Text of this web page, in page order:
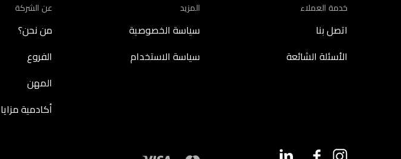
خدمة العملاء
اتصل بنا
الأسئلة الشائعة
المزيد
سياسة الخصوصية
سياسة الاستخدام
عن الشركة
من نحن؟
الفروع
المهن
أكادمية مزايا